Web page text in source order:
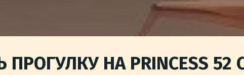
ПРОГУЛКУ НА PRINCESS